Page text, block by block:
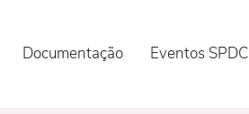
Documentação Eventos SPDC